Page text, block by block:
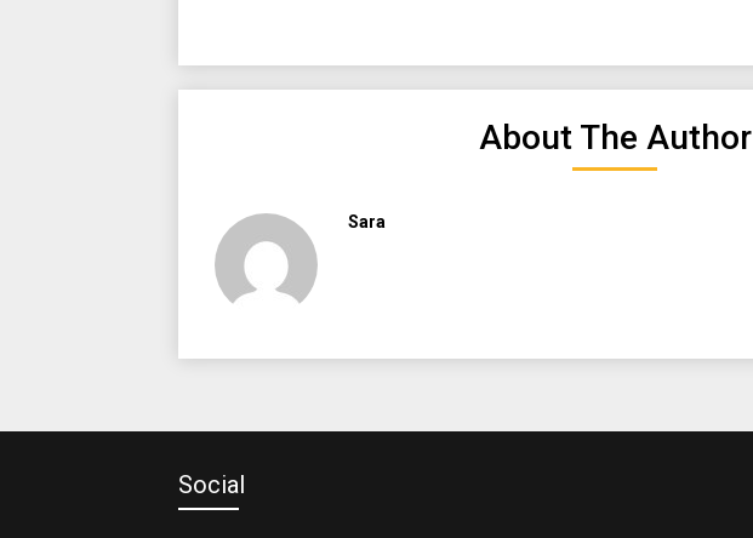
About The Author
Sara
Social